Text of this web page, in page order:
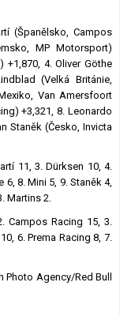
(Španělsko, Campos
MP Motorsport)
+1,870, 4. Oliver Göthe
(Velká Británie,
Van Amersfoort
+3,321, 8. Leonardo
Staněk (Česko, Invicta
11, 3. Dürksen 10, 4.
6, 8. Mini 5, 9. Staněk 4,
Martins 2.
Campos Racing 15, 3.
6. Prema Racing 8, 7.
Agency/Red Bull